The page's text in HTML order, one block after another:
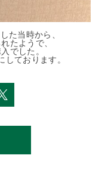
た当時から、
たようで、
でした。
ております。